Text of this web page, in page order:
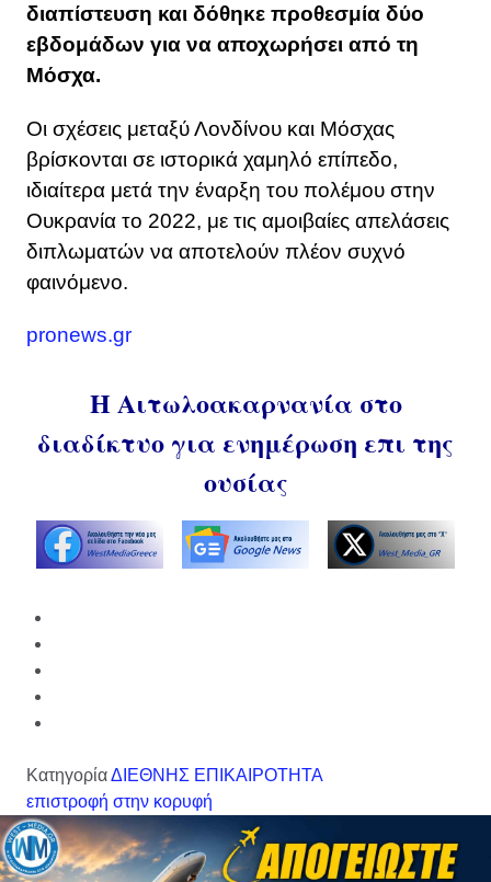
διαπίστευση και δόθηκε προθεσμία δύο
εβδομάδων για να αποχωρήσει από τη
Μόσχα.
Οι σχέσεις μεταξύ Λονδίνου και Μόσχας
βρίσκονται σε ιστορικά χαμηλό επίπεδο,
ιδιαίτερα μετά την έναρξη του πολέμου στην
Ουκρανία το 2022, με τις αμοιβαίες απελάσεις
διπλωματών να αποτελούν πλέον συχνό
φαινόμενο.
pronews.gr
Η Αιτωλοακαρνανία στο
διαδίκτυο για ενημέρωση επι της
ουσίας
ΚατηγορίαΔΙΕΘΝΗΣ ΕΠΙΚΑΙΡΟΤΗΤΑ
επιστροφή στην κορυφή